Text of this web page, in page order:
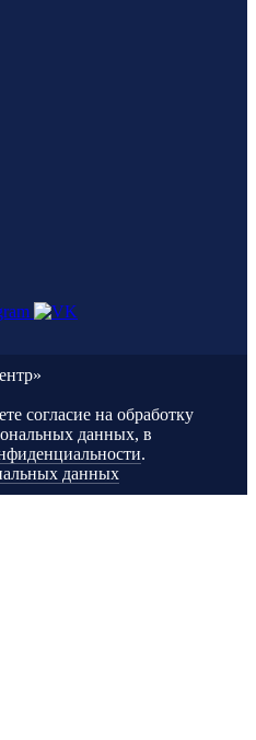
согласие на обработку
данных, в
.
данных